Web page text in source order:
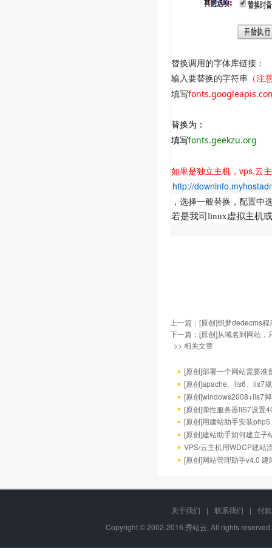
替换调用的字体库链接：
输入要替换的字符串 （注
填写
替换为：
填写fonts.geekzu.org
如果是独立主机，vps,云
http://
，选择一般替换，配置中
若是我司linux虚拟主机
上一篇： [原创]织梦dedecms程
下一篇： [原创]从域名到网站，
>> 相关文章
[原创]部署一个网站需要准
[原创]apache、iis6、iis7
[原创]windows2008+iis7
[原创]弹性服务器IIS7设置
[原创]用建站助手安装
[原创]建站助手如何建立子
VPS/云主机用WDCP建站
[原创]网站管理助手v4.0 建
关于我们 | 联系我们 |
付
Copyright © 2002-2016 秀站云, All rights